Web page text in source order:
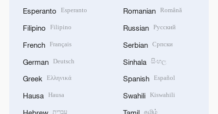
Esperanto Esperanto
Filipino Filipino
French Français
German Deutsch
Greek Ελληνικά
Hausa Hausa
עברית
Romanian Română
Russian Русский
Serbian Српски
Sinhala සිංහල
Spanish Español
Swahili Kiswahili
தமிழ்